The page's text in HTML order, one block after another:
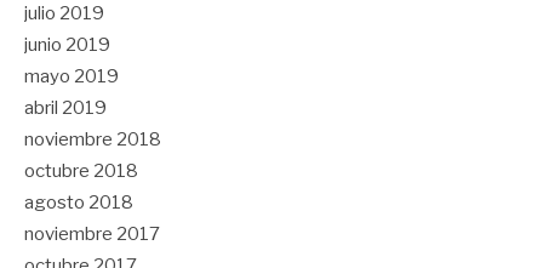
julio 2019
junio 2019
mayo 2019
abril 2019
noviembre 2018
octubre 2018
agosto 2018
noviembre 2017